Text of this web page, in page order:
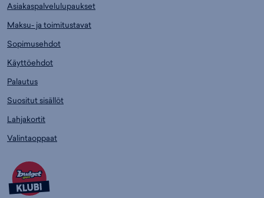
Asiakaspalvelulupaukset
Maksu- ja toimitustavat
Sopimusehdot
Käyttöehdot
Palautus
Suositut sisällöt
Lahjakortit
Valintaoppaat